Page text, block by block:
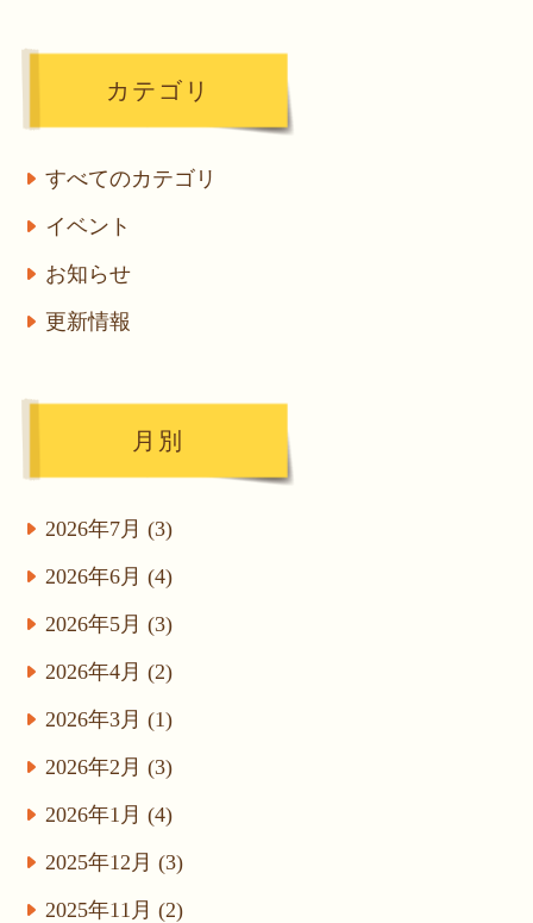
カテゴリ
すべてのカテゴリ
イベント
お知らせ
更新情報
月別
2026年7月 (3)
2026年6月 (4)
2026年5月 (3)
2026年4月 (2)
2026年3月 (1)
2026年2月 (3)
2026年1月 (4)
2025年12月 (3)
2025年11月 (2)